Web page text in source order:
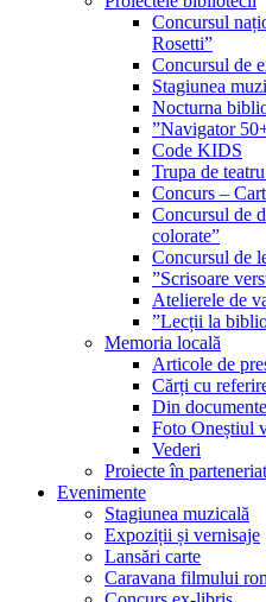
Concursul
Rosetti”
Concursul de
Stagiunea
Nocturna
”Navigator
Code KIDS
Trupa de
Concurs –
Concursul de
colorate”
Concursul de
”Scrisoare
Atelierele de
”Lecții la
Memoria locală
Articole de
Cărți cu
Din
Foto Oneștiul
Vederi
Proiecte în parteneriat
Evenimente
Stagiunea muzicală
Expoziții și vernisaje
Lansări carte
Caravana filmului